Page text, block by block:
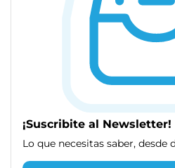
¡Suscribite al Newsletter!
Lo que necesitas saber, desde